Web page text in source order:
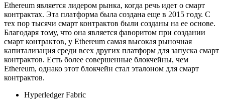
Ethereum является лидером рынка, когда речь идет о смарт
контрактах. Эта платформа была создана еще в 2015 году. С
тех пор тысячи смарт контрактов были созданы на ее основе.
Благодаря тому, что она является фаворитом при создании
смарт контрактов, у Ethereum самая высокая рыночная
капитализация среди всех других платформ для запуска смарт
контрактов. Есть более совершенные блокчейны, чем
Ethereum, однако этот блокчейн стал эталоном для смарт
контрактов.
Hyperledger Fabric